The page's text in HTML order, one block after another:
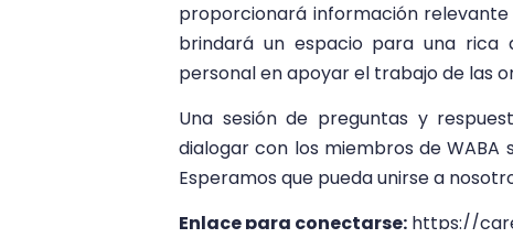
proporcionará información
brindará un espacio para una rica
personal en apoyar el trabajo de las
Una sesión de preguntas y
dialogar con los miembros de
Esperamos que pueda unirse a
Enlace para conectarse: https://